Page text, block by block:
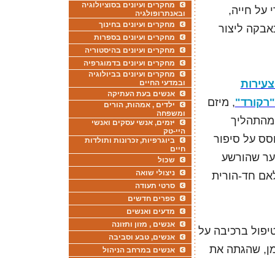
על חייה,
ליצור
, מיזם
מהתהליך
על סיפור
שהורשע
חד-הורית
ברכיבה על
שהגתה את
מחקרים ועיונים בסוציולוגיה
ובאנתרופולגיה
מחקרים ועיונים בחינוך
מחקרים ועיונים בספרות
מחקרים ועיונים בהיסטוריה
מחקרים ועיונים בדמוגרפיה
מחקרים ועיונים בביולוגיה
ובמדעי החיים
אנשים בעת העתיקה
ילדים , אמהות, הורים
ומשפחה
יזמים, אנשי עסקים ואנשי
היי-טק
ביוגרפיות, זכרונות ותולדות
חיים
שכול
ניצולי שואה
סרטי תעודה
ספרים חדשים
מדעים ואנשים
אנשים , מזון ותזונה
אנשים, טבע וסביבה
אנשים במרחב הניהול